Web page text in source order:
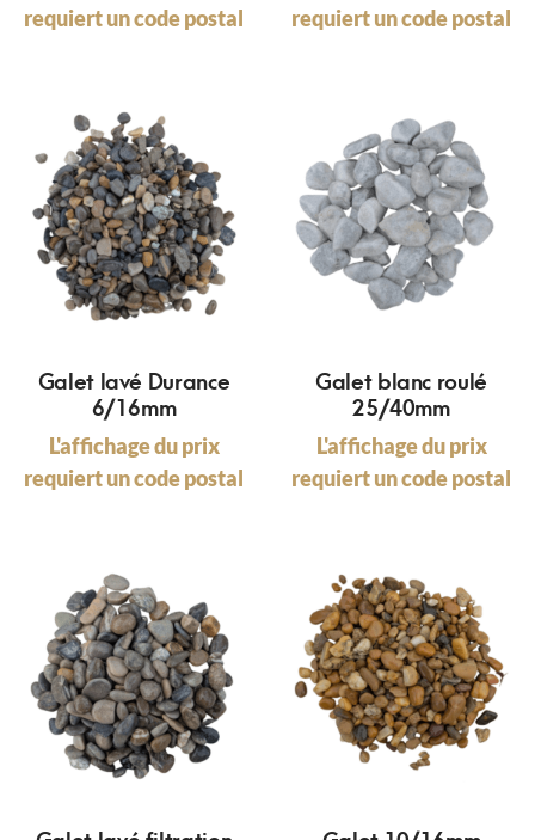
requiert un code postal
requiert un code postal
Galet lavé Durance
6/16mm
L'affichage du prix
requiert un code postal
Galet blanc roulé
25/40mm
L'affichage du prix
requiert un code postal